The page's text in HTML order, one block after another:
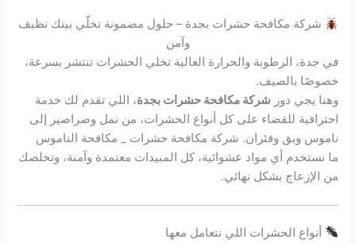
شركة مكافحة حشرات بجدة – حلول مضمونة تخلّي بيتك نظيف
وآمن
في جدة، الرطوبة والحرارة العالية تخلي الحشرات تنتشر بسرعة،
خصوصًا بالصيف.
وهنا يجي دور شركة مكافحة حشرات بجدة، اللي تقدم لك خدمة
احترافية للقضاء على كل أنواع الحشرات، من نمل وصراصير إلى
ناموس وبق وفئران. شركة مكافحة حشرات _ مكافحة الناموس
ما نستخدم أي مواد عشوائية، كل المبيدات معتمدة وآمنة، وتخلصك
من الإزعاج بشكل نهائي.
أنواع الحشرات اللي نتعامل معها